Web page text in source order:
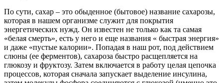
По сути, сахар – это обыденное (бытовое) название сахарозы,
которая в нашем организме служит для покрытия
энергетических нужд. Он известен не только как та самая
«белая смерть», есть у него и еще названия « быстрая энергия»
и даже «пустые калории». Попадая в наш рот, под действием
слюны (ее ферментов), сахароза быстро расщепляется на
глюкозу и фруктозу. Затем включается в работу целая цепочка
процессов, которая сначала запускает выделение инсулина,